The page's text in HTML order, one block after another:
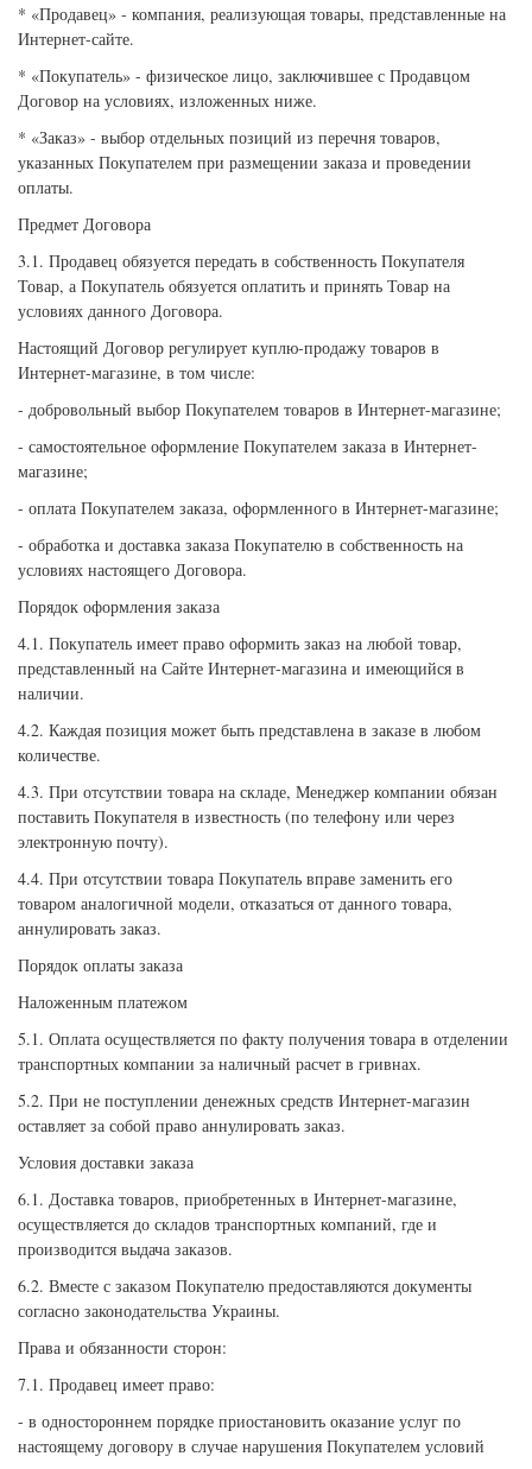
* «Продавец» - компания, реализующая товары, представленные на
Интернет-сайте.
* «Покупатель» - физическое лицо, заключившее с Продавцом
Договор на условиях, изложенных ниже.
* «Заказ» - выбор отдельных позиций из перечня товаров,
указанных Покупателем при размещении заказа и проведении
оплаты.
Предмет Договора
3.1. Продавец обязуется передать в собственность Покупателя
Товар, а Покупатель обязуется оплатить и принять Товар на
условиях данного Договора.
Настоящий Договор регулирует куплю-продажу товаров в
Интернет-магазине, в том числе:
- добровольный выбор Покупателем товаров в Интернет-магазине;
- самостоятельное оформление Покупателем заказа в Интернет-
магазине;
- оплата Покупателем заказа, оформленного в Интернет-магазине;
- обработка и доставка заказа Покупателю в собственность на
условиях настоящего Договора.
Порядок оформления заказа
4.1. Покупатель имеет право оформить заказ на любой товар,
представленный на Сайте Интернет-магазина и имеющийся в
наличии.
4.2. Каждая позиция может быть представлена в заказе в любом
количестве.
4.3. При отсутствии товара на складе, Менеджер компании обязан
поставить Покупателя в известность (по телефону или через
электронную почту).
4.4. При отсутствии товара Покупатель вправе заменить его
товаром аналогичной модели, отказаться от данного товара,
аннулировать заказ.
Порядок оплаты заказа
Наложенным платежом
5.1. Оплата осуществляется по факту получения товара в отделении
транспортных компании за наличный расчет в гривнах.
5.2. При не поступлении денежных средств Интернет-магазин
оставляет за собой право аннулировать заказ.
Условия доставки заказа
6.1. Доставка товаров, приобретенных в Интернет-магазине,
осуществляется до складов транспортных компаний, где и
производится выдача заказов.
6.2. Вместе с заказом Покупателю предоставляются документы
согласно законодательства Украины.
Права и обязанности сторон:
7.1. Продавец имеет право:
- в одностороннем порядке приостановить оказание услуг по
настоящему договору в случае нарушения Покупателем условий